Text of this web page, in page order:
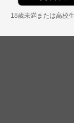
18歳未満または高校